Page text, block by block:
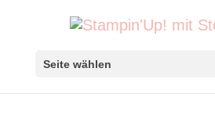
Seite wählen